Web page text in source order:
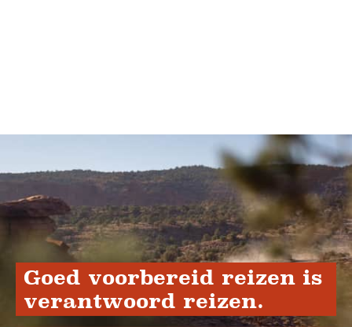
Goed voorbereid reizen is
verantwoord reizen.